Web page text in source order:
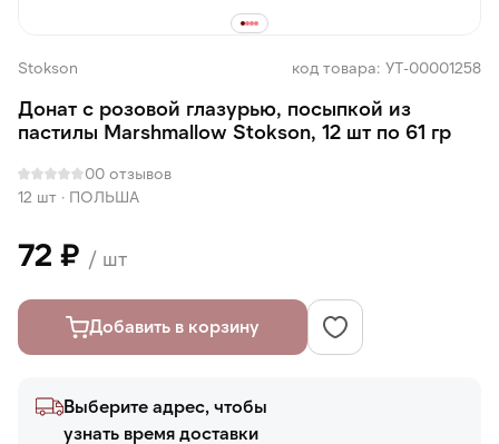
Stokson код товара: УТ-00001258
Донат с розовой глазурью, посыпкой из
пастилы Marshmallow Stokson, 12 шт по 61 гр
00 отзывов
12 шт · ПОЛЬША
72 ₽ / шт
Добавить в корзину
Выберите адрес, чтобы
узнать время доставки